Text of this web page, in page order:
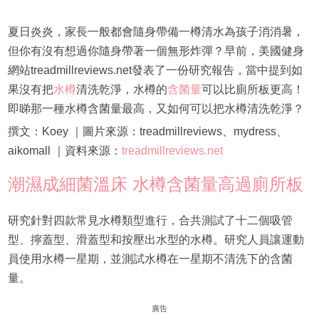
夏日炎炎，家長一般都會隨身帶備一樽清水為孩子消消暑，
但你有沒有想過你隨身帶著一個無形炸彈？早前，美國健身
網站treadmillreviews.net發表了一份研究報告，當中提到如
果沒有把水樽清洗乾淨，水樽的含菌量可以比廁所板更高！
即睇那一種水樽含菌量最高，又如何可以把水樽清洗乾淨？
撰文：Koey ｜圖片來源：treadmillreviews、mydress、
aikomall ｜資料來源： treadmillreviews.net
潮濕成細菌溫床 水樽含菌量高過廁所板
研究針對四款常見水樽類型進行，合共測試了十二個吸管
型、擰蓋型、滑蓋型和按壓出水型的水樽。研究人員讓運動
員使用水樽一星期，並測試水樽在一星期不清洗下的含菌
量。
廣告